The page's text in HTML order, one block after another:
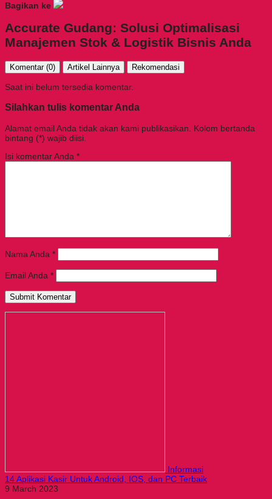
Bagikan ke
Accurate Gudang: Solusi Optimalisasi
Manajemen Stok & Logistik Bisnis Anda
Komentar (0) Artikel Lainnya Rekomendasi
Saat ini belum tersedia komentar.
Silahkan tulis komentar Anda
Alamat email Anda tidak akan kami publikasikan. Kolom bertanda
bintang (*) wajib diisi.
Isi komentar Anda *
Nama Anda *
Email Anda *
Informasi
14 Aplikasi Kasir Untuk Android, IOS, dan PC Terbaik
9 March 2023